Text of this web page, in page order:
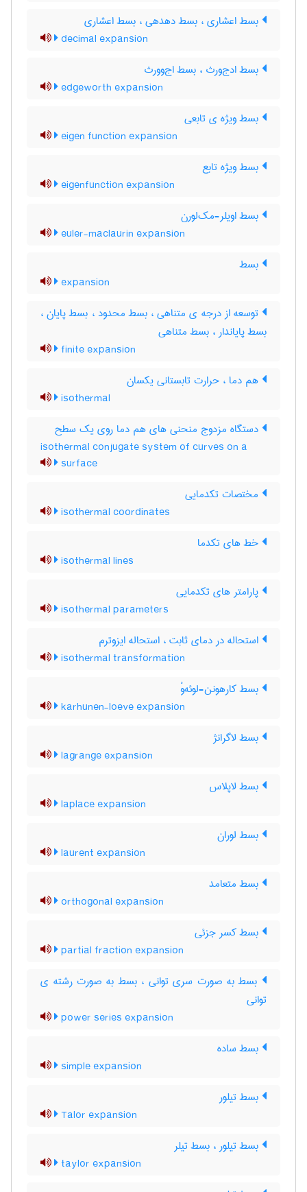
بسط اعشاری ، بسط دهدهی ، ‌بسط اعشاری
decimal expansion
بسط ادج‌ورث ، بسط اج‌وورث
edgeworth expansion
بسط ویژه ی تابعی
eigen function expansion
بسط ویژه تابع
eigenfunction expansion
بسط اویلر-مک‌لورن
euler-maclaurin expansion
بسط
expansion
توسعه از درجه ی متناهی ، بسط محدود ، بسط پایان ،
بسط پایاندار ، بسط متناهی
finite expansion
هم دما ، حرارت تابستانی یکسان
isothermal
دستگاه مزدوج منحنی های هم دما روی یک سطح
isothermal conjugate system of curves on a
surface
مختصات تکدمایی
isothermal coordinates
خط های تکدما
isothermal lines
پارامتر های تکدمایی
isothermal parameters
استحاله در دمای ثابت ، استحاله ایزوترم
isothermal transformation
بسط کارهونن-لوئه‌وْ
karhunen-loeve expansion
بسط لاگرانژ
lagrange expansion
بسط لاپلاس
laplace expansion
بسط لوران
laurent expansion
بسط متعامد
orthogonal expansion
بسط کسر جزئی
partial fraction expansion
بسط به صورت سری توانی ، بسط به صورت رشته ی
توانی
power series expansion
بسط ساده
simple expansion
بسط تیلور
Talor expansion
بسط تیلور ، بسط تیلر
taylor expansion